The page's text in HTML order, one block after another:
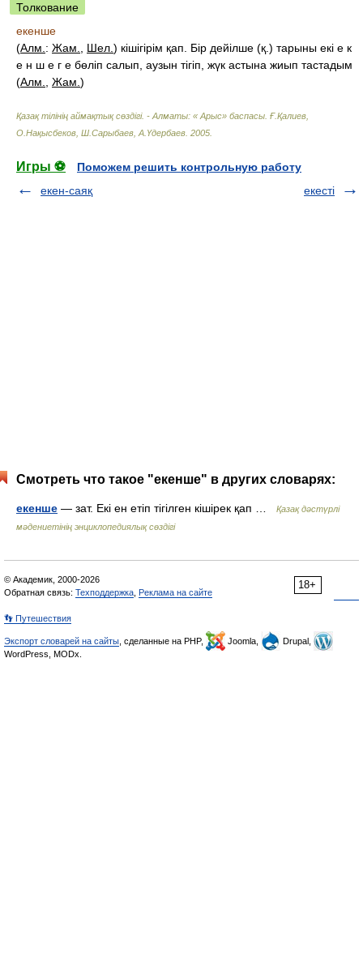
Толкование
екенше
(Алм. : Жам. Шел. ) кішігірім қап. Бір дейілше (қ.) тарыны екі е к
е н ш е г е бөліп салып, аузын тігіп, жүк астына жиып тастадым
(Алм. Жам. )
Қазақ тілінің аймақтық сөздігі. - Алматы: « Арыс» баспасы Ғ.Қалиев,
О.Нақысбеков, Ш.Сарыбаев, А.Үдербаев 2005
Игры ⚽
Поможем решить контрольную работу
екен-саяқ
екесті
Смотреть что такое "екенше" в других словарях:
екенше — зат. Екі ен етіп тігілген кішірек қап …
Қазақ дәстүрлі
мәдениетінің энциклопедиялық сөздігі
18+
© Академик, 2000-2026
Обратная связь: Техподдержка Реклама на сайте
👣 Путешествия
Экспорт словарей на сайты , сделанные на PHP, Joomla,
Drupal,
WordPress, MODx.